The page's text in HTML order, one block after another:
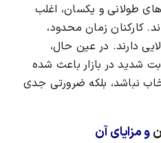
طولانی و یکسان، اغلب
کارکنان زمان محدود،
دارند. در عین حال،
شدید در بازار باعث شده
نباشد، بلکه ضرورتی جدی
و مزایای آن